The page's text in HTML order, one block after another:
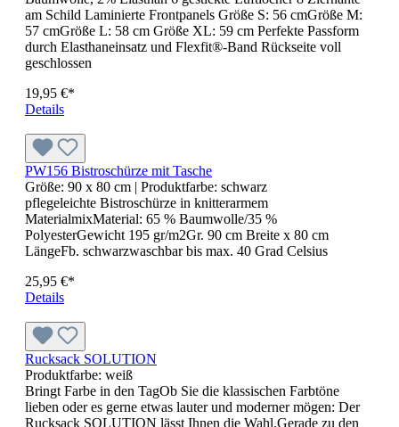
Kugelschreiber Twister Frozen
Produktfarbe:himmelblau
Ein Preisknüller "Made in Germany"! Modernes Design und
einem ausgezeichneten Streuartikel. Ausgestattet ist dieser
Kugelschreiber mit einer Qualitätsmine Marathon.
0,43 €*
Details
Latzschürze
Größe:72x86 cm | Produktfarbe:pale grey(silver)
knitterarme und pflegeleichte Latzschürze aus gutem
Reaktivfärbung wird das Ausbluten der Farbe verhindert. Gr.
72 cm Breite x 86 cm Länge Fb. weiß, waschbar bis 95 Grad
Materialgewicht: 195 gr/m2
21,95 €*
Details